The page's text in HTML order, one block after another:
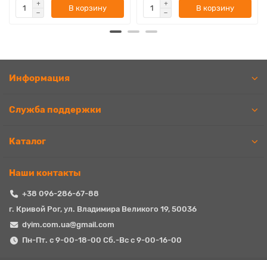
В корзину В корзину
Информация
Служба поддержки
Каталог
Наши контакты
+38 096-286-67-88
г. Кривой Рог, ул. Владимира Великого 19, 50036
dyim.com.ua@gmail.com
Пн-Пт. с 9-00-18-00 Сб.-Вс с 9-00-16-00